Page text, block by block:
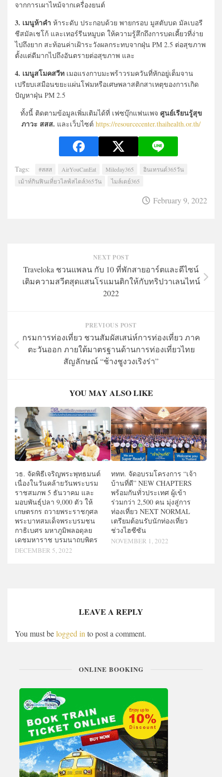
จากการเผาไหม้จากเครื่องยนต์
3. เมนูห้าคำ ห้าระดับ ประกอบด้วย พายกรอบ มูสตับบด มัลเบอรี
ชีสมัลเชโก้ และเทอร์รีนหมูบด ให้ความรู้สึกถึงการบดเคี้ยวที่ง่าย
ไปถึงยาก สะท้อนค่าเฝ้าระวังผลกระทบจากฝุ่น PM 2.5 ต่อสุขภาพ
ตั้งแต่ดีมากไปถึงอันตรายต่อสุขภาพ และ
4. เมนูสโมคสวีท เมอแรงกาบมะพร้าวรมควันที่หักอยู่เต็มจาน
เปรียบเสมือนขยะแผ่นโฟมหรือเศษพลาสติกสาเหตุของการเกิด
ปัญหาฝุ่น PM 2.5
ทั้งนี้ ติดตามข้อมูลเพิ่มเติมได้ที่ เฟซบุ๊กแฟนเพจ ศูนย์เรียนรู้สุข
ภาวะ สสส. และเว็บไซต์ https://resourcecenter.thaihealth.or.th/
Tags: #สสส AirYouCanEat Mileday365
อินเทรนด์365วัน
เม้าท์กินฟินเที่ยวไลฟ์สไตล์365วัน
ไมล์เดย์365
February 9, 2022
NEXT POST
Traveloka ชวนแพลน กับ 10 ที่พักสายอาร์ตและดีไซน์
เติมความสวีตสุดแสนโรแมนติกให้กับทริปวาเลนไทน์
2022
PREVIOUS POST
กรมการท่องเที่ยว ชวนสัมผัสเสน่ห์การท่องเที่ยว ภาค
ตะวันออก ภายใต้มาตรฐานด้านการท่องเที่ยวไทย
สัญลักษณ์ “ช้างชูงวงเริงร่า”
YOU MAY ALSO LIKE
วธ. จัดพิธีเจริญพระพุทธมนต์
เนื่องในวันคล้ายวันพระบรม
ราชสมภพ 5 ธันวาคม และ
มอบพันธุ์ปลา 9,000 ตัว ให้
เกษตรกร ถวายพระราชกุศล
พระบาทสมเด็จพระบรมชน
กาธิเบศร มหาภูมิพลอดุลย
เดชมหาราช บรมนาถบพิตร
DECEMBER 5, 2022
ททท. จัดอบรมโครงการ “เจ้า
บ้านที่ดี” NEW CHAPTERS
พร้อมกันทั่วประเทศ ผู้เข้า
ร่วมกว่า 2,500 คน มุ่งสู่การ
ท่องเที่ยว NEXT NORMAL
เตรียมต้อนรับนักท่องเที่ยว
ช่วงไฮซีซัน
NOVEMBER 1, 2022
LEAVE A REPLY
You must belogged in to post a comment.
ONLINE BOOKING